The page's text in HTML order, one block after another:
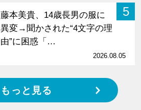
5
藤本美貴、14歳長男の服に
異変→聞かされた“4文字の理
由”に困惑「…
2026.08.05
もっと見る